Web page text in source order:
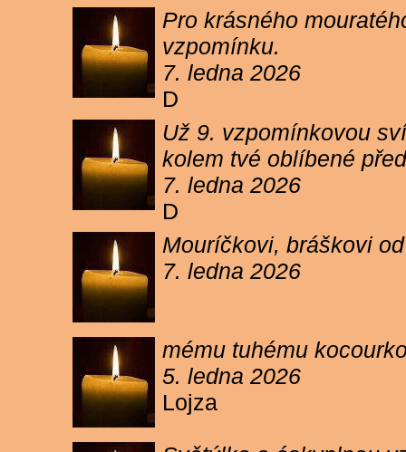
Pro krásného
vzpomínku.
7. ledna 2026
D
Už 9. vzpomínkovou
kolem tvé oblíbené
7. ledna 2026
D
Mouríčkovi, bráškovi
7. ledna 2026
mému tuhému
5. ledna 2026
Lojza